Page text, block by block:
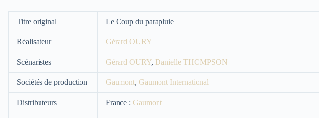
Titre original Le Coup du parapluie
Réalisateur Gérard OURY
Scénaristes Gérard OURY, Danielle THOMPSON
Sociétés de production Gaumont, Gaumont International
Distributeurs France : Gaumont